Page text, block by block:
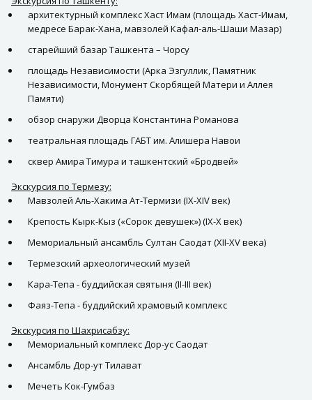
архитектурный комплекс Хаст Имам (площадь Хаст-Имам,
медресе Барак-Хана, мавзолей Кафал-аль-Шаши Мазар)
старейший базар Ташкента – Чорсу
площадь Независимости (Арка Эзгуллик, Памятник
Независимости, Монумент Скорбящей Матери и Аллея
Памяти)
обзор снаружи Дворца Константина Романова
театральная площадь ГАБТ им. Алишера Навои
сквер Амира Тимура и ташкентский «Бродвей»
Экскурсия по Термезу:
Мавзолей Аль-Хакима Ат-Термизи (IX-XIV век)
Крепость Кырк-Кыз («Сорок девушек») (IX-X век)
Мемориальный ансамбль Султан Саодат (XII-XV века)
Термезский археологический музей
Кара-Тепа - буддийская святыня (II-III век)
Фаяз-Тепа - буддийский храмовый комплекс
Экскурсия по Шахрисабзу:
Мемориальный комплекс Дор-ус Саодат
Ансамбль Дор-ут Тилават
Мечеть Кок-Гумбаз